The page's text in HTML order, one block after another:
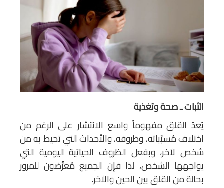
الثبات ـ صحة وتغذية
يُعدّ القلق مفهوماً واسع الانتشار على الرغم من
اختلاف مُسبّباته، وظروفه، والأحداث التي تحيط به من
شخص لآخر، وبفعل الظروف الحياتية اليومية التي
يواجهها الشخص، لذا فإن الجميع مُعرَّضون للمرور
بحالة من القلق بين الحين والآخر.